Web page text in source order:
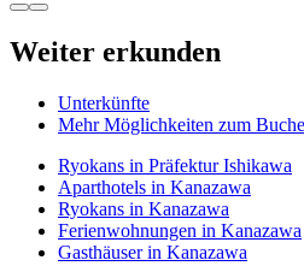
Weiter erkunden
Unterkünfte
Mehr Möglichkeiten zum
Ryokans in Präfektur Ishikawa
Aparthotels in Kanazawa
Ryokans in Kanazawa
Ferienwohnungen in Kanazawa
Gasthäuser in Kanazawa